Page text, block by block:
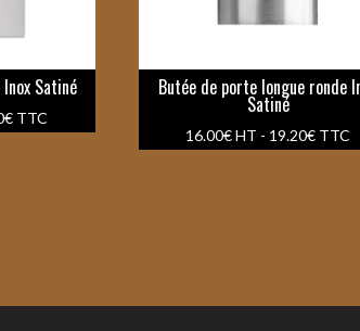
Satiné
€ TTC
Butée de porte longue ronde
Satiné
16.00€ HT - 19.20€ TTC